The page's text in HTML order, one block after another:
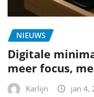
NIEUWS
Digitale
meer focus,
Karlijn jan 4,